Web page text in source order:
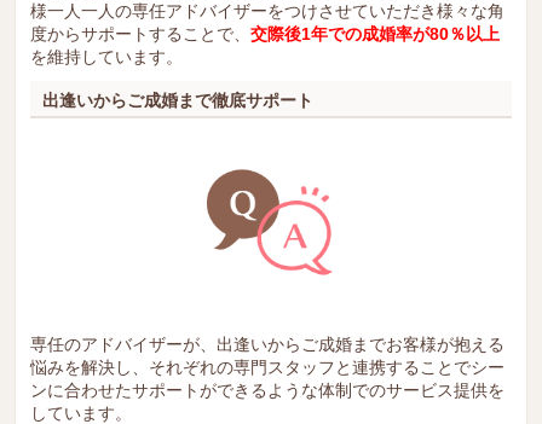
様一人一人の専任アドバイザーをつけさせていただき様々な角
度からサポートすることで、 交際後1年での成婚率が80％以上
を維持しています。
出逢いからご成婚まで徹底サポート
専任のアドバイザーが、出逢いからご成婚までお客様が抱える
悩みを解決し、それぞれの専門スタッフと連携することでシー
ンに合わせたサポートができるような体制でのサービス提供を
しています。